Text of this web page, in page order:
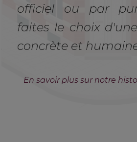
officiel ou par
faites le choix
concrète et
En savoir plus sur notre